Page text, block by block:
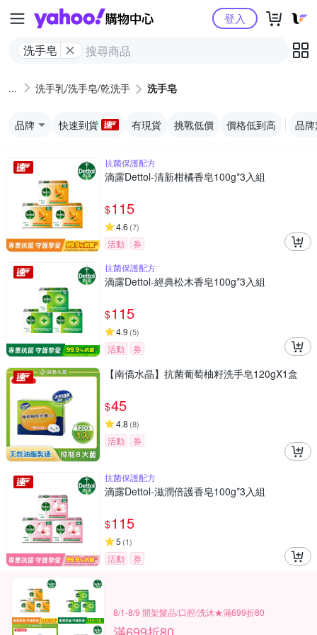
Yahoo購物中心
洗手皂
登入
洗手乳/洗手皂/乾洗手 洗手皂
品牌 快速到貨 有現貨 挑戰低價 價格低到高 品
抗菌保護配方
滴露Dettol-清新柑橘香皂100g*3入組
$115
4.6 (7)
活動
券
抗菌保護配方
滴露Dettol-經典松木香皂100g*3入組
$115
4.9 (5)
活動 券
【南僑水晶】抗菌葡萄柚籽洗手皂120gX1盒
$45
4.8 (8)
活動 券
抗菌保護配方
滴露Dettol-滋潤倍護香皂100g*3入組
$115
5 (1)
活動 券
8/1-8/9 開架髮品/口腔/洗沐★滿699折80